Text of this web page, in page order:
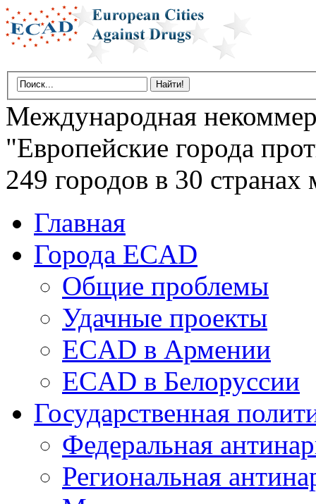
Международная
"Европейские города
249 городов в 30
Главная
Города ECAD
Общие проблемы
Удачные проекты
ECAD в Армении
ECAD в Белоруссии
Государственная
Федеральная
Региональная